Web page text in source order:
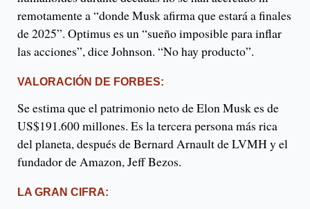
remotamente a “donde Musk afirma que estará a finales
de 2025”. Optimus es un “sueño imposible para inflar
las acciones”, dice Johnson. “No hay producto”.
VALORACIÓN DE FORBES:
Se estima que el patrimonio neto de Elon Musk es de
US$191.600 millones. Es la tercera persona más rica
del planeta, después de Bernard Arnault de LVMH y el
fundador de Amazon, Jeff Bezos.
LA GRAN CIFRA: